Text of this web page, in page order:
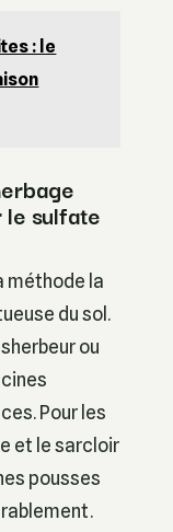
: le
sulfate
méthode la
du sol.
ou
Pour les
et le sarcloir
pousses